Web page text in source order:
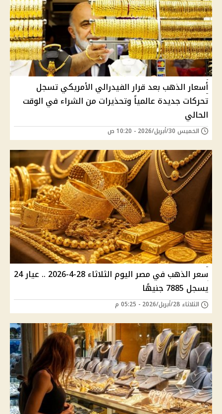
أسعار الذهب بعد قرار الفيدرالي الأمريكي تسجل
تحركات جديدة عالمياً وتحذيرات من الشراء في الوقت
الحالي
الخميس 30/أبريل/2026 - 10:20 ص
سعر الذهب في مصر اليوم الثلاثاء 28-4-2026 .. عيار 24
يسجل 7885 جنيهًا
الثلاثاء 28/أبريل/2026 - 05:25 م